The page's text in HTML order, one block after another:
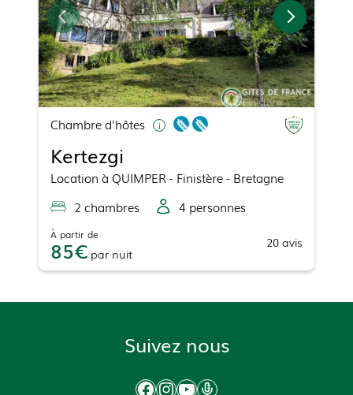
Chambre d'hôtes
Kertezgi
Location à QUIMPER - Finistère - Bretagne
2 chambres 4 personnes
À partir de
85 par nuit
20 avis
Suivez nous
Facebook
Instagram
YouTube
Podcast